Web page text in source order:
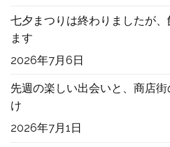
七夕まつりは終わりましたが
ます
2026年7月6日
先週の楽しい出会いと、商店
け
2026年7月1日